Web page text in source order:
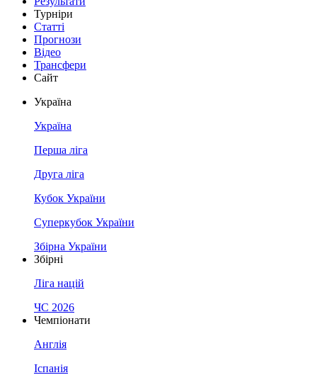
Турніри
Статті
Прогнози
Відео
Трансфери
Сайт
Україна
Україна
Перша ліга
Друга ліга
Кубок України
Суперкубок України
Збірна України
Збірні
Ліга націй
ЧС 2026
Чемпіонати
Англія
Іспанія